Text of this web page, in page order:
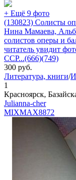
+ Ещё 9 фото
(130823) Солисты
Нина Мамаева,
солистов оперы и
читатель увидит
ССР...(666)(749)
300 руб.
Литература, книги/
1
Красноярск,
Julianna-cher
MIXMAX8872